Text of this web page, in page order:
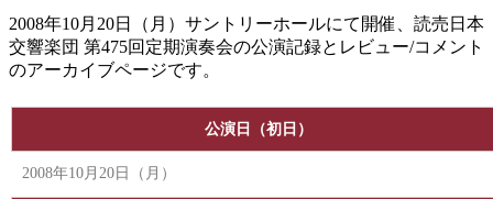
2008年10月20日（月）サントリーホールにて開催、読売日本
交響楽団 第475回定期演奏会の公演記録とレビュー/コメント
のアーカイブページです。
公演日（初日）
2008年10月20日（月）